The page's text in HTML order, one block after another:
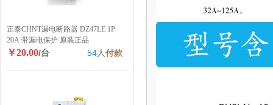
正泰CHNT漏电断路器 DZ47LE 1P
20A 带漏电保护 原装正品
￥20.00/台 54人付款